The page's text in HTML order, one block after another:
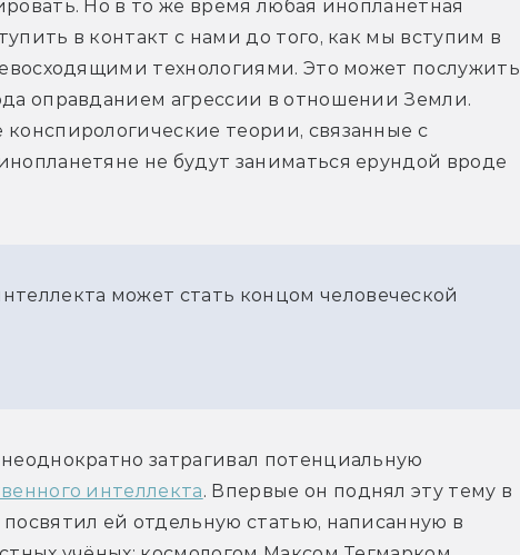
Но в то же время любая инопланетная
в контакт с нами до того, как мы вступим в
технологиями. Это может послужить
оправданием агрессии в отношении Земли.
теории, связанные с
не будут заниматься ерундой вроде
может стать концом человеческой
затрагивал потенциальную
интеллекта. Впервые он поднял эту тему в
ей отдельную статью, написанную в